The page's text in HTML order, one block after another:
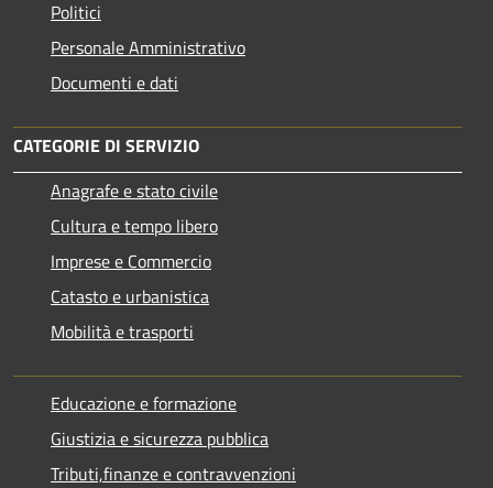
Politici
Personale Amministrativo
Documenti e dati
CATEGORIE DI SERVIZIO
Anagrafe e stato civile
Cultura e tempo libero
Imprese e Commercio
Catasto e urbanistica
Mobilità e trasporti
Educazione e formazione
Giustizia e sicurezza pubblica
Tributi,finanze e contravvenzioni